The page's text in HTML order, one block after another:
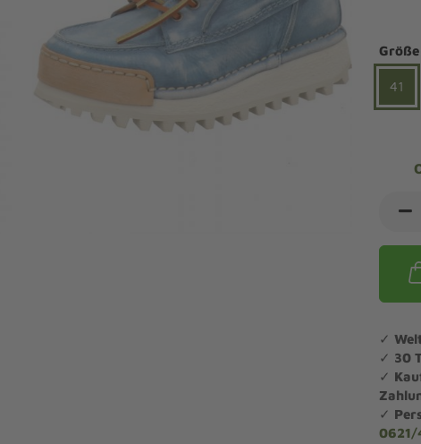
Pflege und Leisten -
Outdoor
Socken und Strümpfe -
Angebote Outdoorschuhe
Barfußschuhe
Schmal, Extrabreit, Hallux
Slipper Komfort
Sneaker Komfort
Stiefeletten Komfort
Sandaletten
41
✓
✓ 30
✓
✓
0621/